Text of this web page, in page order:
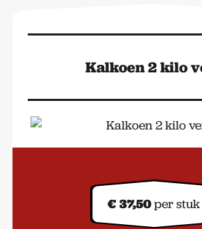
Kalkoen 2 kilo
€ 37,50per stuk